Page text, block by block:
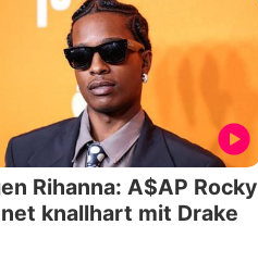
Rihanna: A$AP Rocky
knallhart mit Drake